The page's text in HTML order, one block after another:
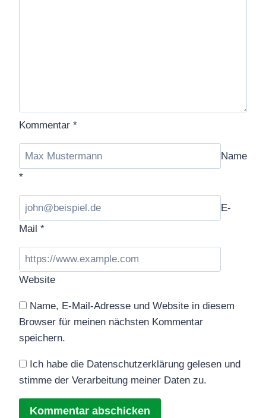
Kommentar *
Name
*
E-
Mail *
Website
Name, E-Mail-Adresse und Website in diesem
Browser für meinen nächsten Kommentar
speichern.
Ich habe die Datenschutzerklärung gelesen und
stimme der Verarbeitung meiner Daten zu.